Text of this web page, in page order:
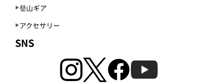
登山ギア
アクセサリー
SNS